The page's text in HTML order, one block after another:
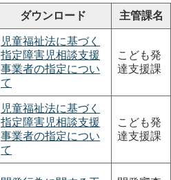
ダウンロード 主管課名
児童福祉法に基づく
指定障害児相談支援
事業者の指定につい
て
こども発
達支援課
児童福祉法に基づく
指定障害児相談支援
事業者の指定につい
て
こども発
達支援課